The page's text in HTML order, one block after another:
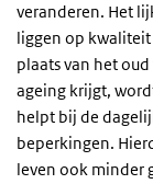
2015
0
100 000
200 000
veranderen. Het
liggen op kwaliteit
plaats van het
ageing krijgt,
helpt bij de
beperkingen.
leven ook minder